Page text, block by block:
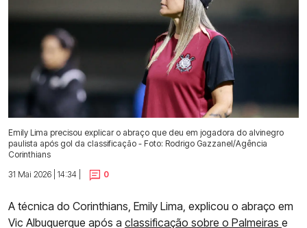
Emily Lima precisou explicar o abraço que deu em jogadora do alvinegro
paulista após gol da classificação - Foto: Rodrigo Gazzanel/Agência
Corinthians
31 Mai 2026 | 14:34 |
0
A técnica do Corinthians, Emily Lima, explicou o abraço em
Vic Albuquerque após a classificação sobre o Palmeiras e